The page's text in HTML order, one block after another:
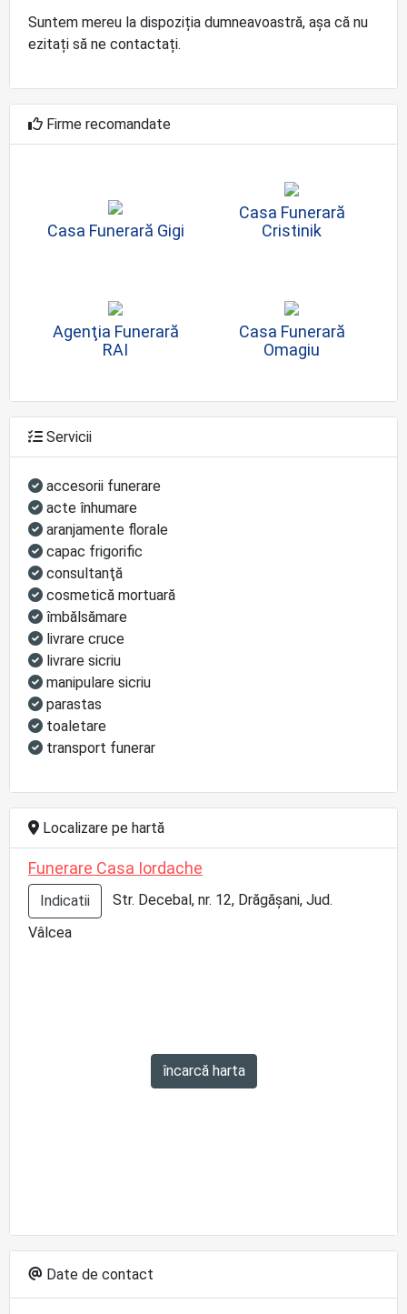
Suntem mereu la dispoziția dumneavoastră, așa că nu
ezitați să ne contactați.
Firme recomandate
Casa Funerară Gigi
Casa Funerară
Cristinik
Agenţia Funerară
RAI
Casa Funerară
Omagiu
Servicii
accesorii funerare
acte înhumare
aranjamente florale
capac frigorific
consultanţă
cosmetică mortuară
îmbălsămare
livrare cruce
livrare sicriu
manipulare sicriu
parastas
toaletare
transport funerar
Localizare pe hartă
Funerare Casa Iordache
Indicatii
Str. Decebal, nr. 12, Drăgășani, Jud.
Vâlcea
încarcă harta
Date de contact